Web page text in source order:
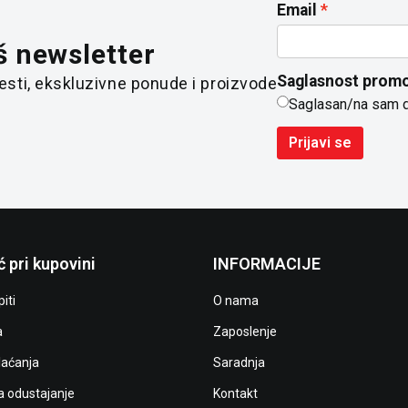
newsletter
ekskluzivne ponude i proizvode
Email
Saglasnost
Saglasan/na sam
Prijavi se
pri kupovini
odustajanje
INFORMACIJE
O nama
Zaposlenje
Saradnja
Kontakt